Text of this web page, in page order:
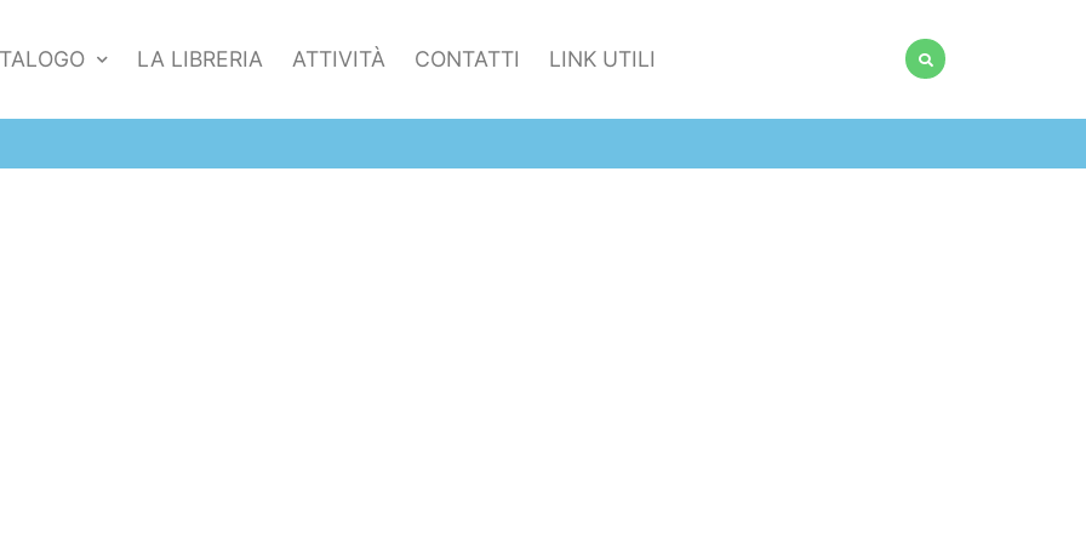
LA LIBRERIA ATTIVITÀ CONTATTI LINK UTILI